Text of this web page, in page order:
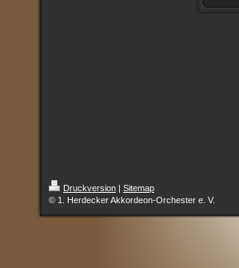
Druckversion | Sitemap
© 1. Herdecker Akkordeon-Orchester e. V.